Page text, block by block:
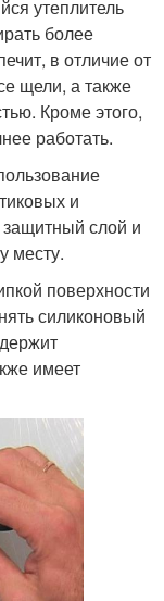
утеплитель
более
в отличие от
щели, а также
Кроме этого,
работать.
и
слой и
месту.
поверхности
силиконовый
имеет